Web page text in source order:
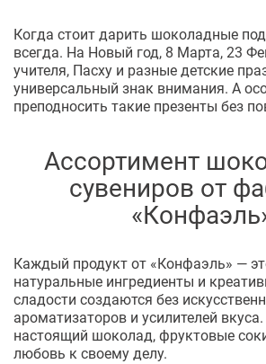
Когда стоит дарить шоколадные
всегда. На Новый год, 8 Марта, 23
учителя, Пасху и разные детские
универсальный знак внимания. А
преподносить такие презенты без
Ассортимент
сувениров от
Каждый продукт от «Конфаэль» —
натуральные ингредиенты и
сладости создаются без
ароматизаторов и усилителей
настоящий шоколад, фруктовые
любовь к своему делу.